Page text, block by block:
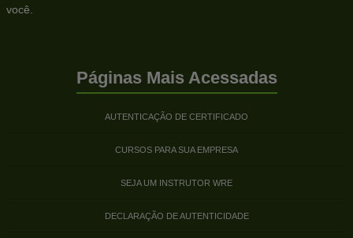
você.
Páginas Mais Acessadas
AUTENTICAÇÃO DE CERTIFICADO
CURSOS PARA SUA EMPRESA
SEJA UM INSTRUTOR WRE
DECLARAÇÃO DE AUTENTICIDADE